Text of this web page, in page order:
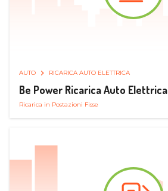
AUTO RICARICA AUTO ELETTRICA
Be Power Ricarica Auto Elettrica
Ricarica in Postazioni Fisse